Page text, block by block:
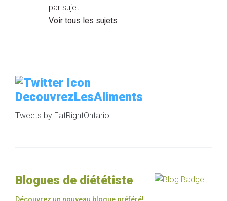
par sujet.
Voir tous les sujets
DecouvrezLesAliments
Tweets by EatRightOntario
Blogues de diététiste
Découvrez un nouveau blogue préféré!